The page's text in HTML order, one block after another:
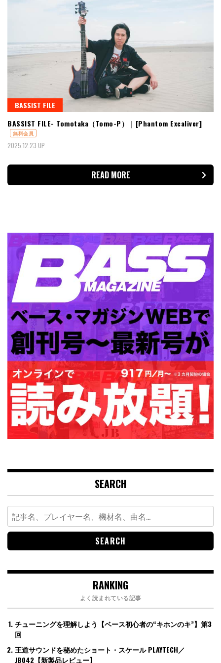
BASSIST FILE
BASSIST FILE- Tomotaka（Tomo-P）｜[Phantom Excaliver]
無料会員
2025.12.23 UP
READ MORE
SEARCH
Search
for:
RANKING
よく読まれている記事
チューニングを理解しよう【ベース初心者の“キホンのキ”】第3
回
王道サウンドを秘めたショート・スケール PLAYTECH／
JB042【新製品レビュー】